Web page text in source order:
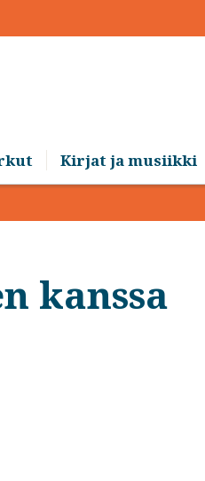
Kirjat ja musiikki
kanssa